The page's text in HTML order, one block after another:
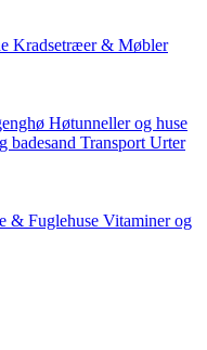
Kradsetræer & Møbler
Høtunneller og huse
badesand Transport Urter
& Fuglehuse Vitaminer og